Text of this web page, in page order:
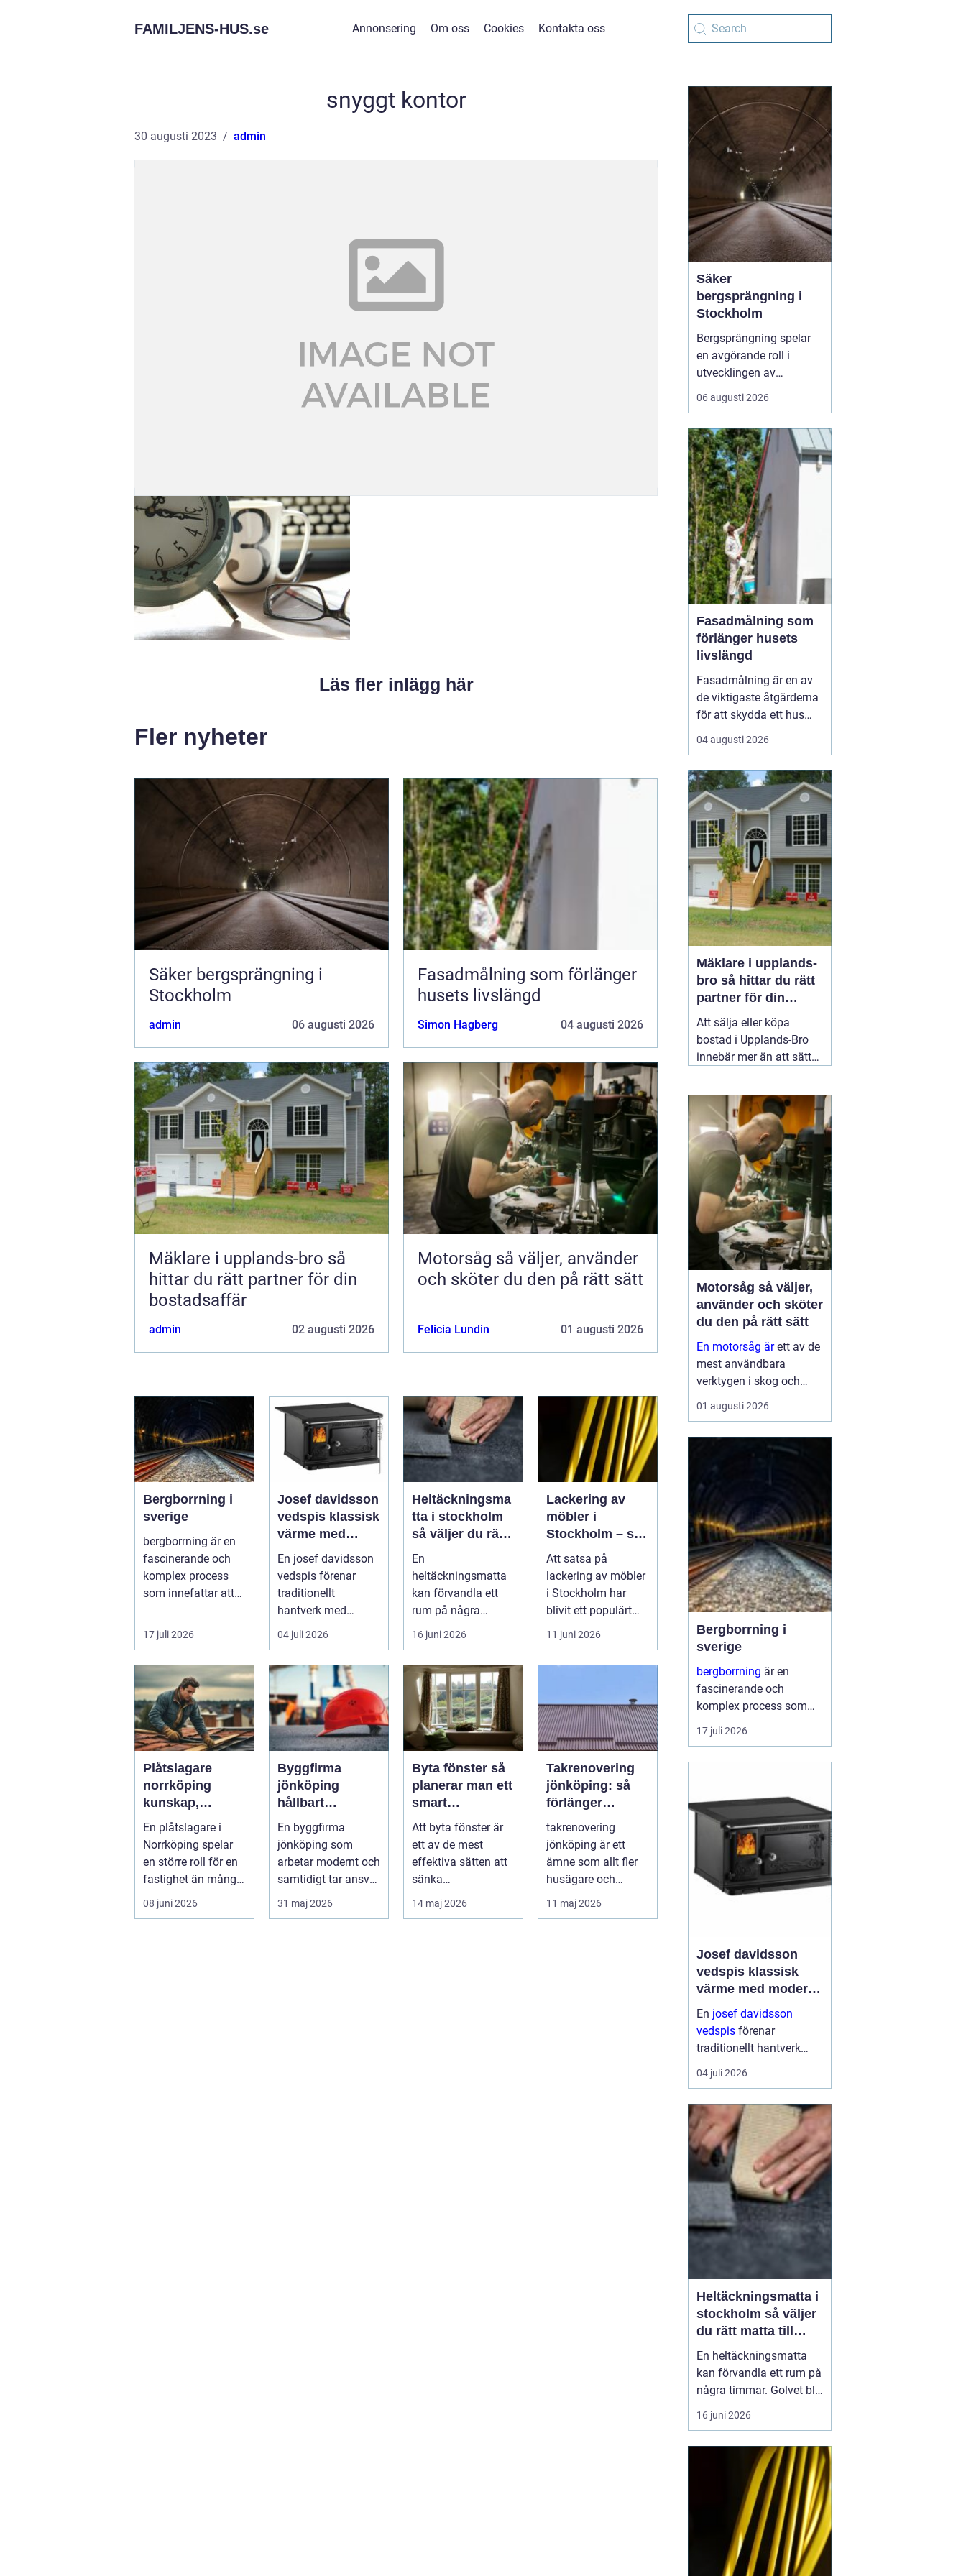
FAMILJENS-HUS.se Annonsering Om oss Cookies Kontakta oss
snyggt kontor
30 augusti 2023 admin
Läs fler inlägg här
Fler nyheter
Säker bergsprängning i
Stockholm
admin 06 augusti 2026
Fasadmålning som förlänger
husets livslängd
Simon Hagberg 04 augusti 2026
Mäklare i upplands-bro så
hittar du rätt partner för din
bostadsaffär
admin 02 augusti 2026
Motorsåg så väljer, använder
och sköter du den på rätt sätt
Felicia Lundin 01 augusti 2026
Bergborrning i
sverige
bergborrning är en
fascinerande och
komplex process
som innefattar att
och minerale...
17 juli 2026
Josef davidsson
vedspis klassisk
värme med
modern funktion
En josef davidsson
vedspis förenar
traditionellt
hantverk med
dagens krav på
effektiv, trygg och
mil...
04 juli 2026
Heltäckningsma
tta i stockholm
så väljer du rätt
matta till hem
och kontor
En
heltäckningsmatta
kan förvandla ett
rum på några
timmar. Golvet blir
mjukare, ljudnivån
sjunker o...
16 juni 2026
Lackering av
möbler i
Stockholm – så
förnyar du
hemmet med
professionell
möbellackering
Att satsa på
lackering av möbler
i Stockholm har
blivit ett populärt
alternativ f&ou...
11 juni 2026
Plåtslagare
norrköping
kunskap,
trygghet och
hållbara
taklösningar
En plåtslagare i
Norrköping spelar
en större roll för en
fastighet än många
tänker på. Rätt
utformad...
08 juni 2026
Byggfirma
jönköping
hållbart
byggande med
fokus på trä
En byggfirma
jönköping som
arbetar modernt och
samtidigt tar ansvar
för både människa
och miljö behö...
31 maj 2026
Byta fönster så
planerar man ett
smart
fönsterbyte
Att byta fönster är
ett av de mest
effektiva sätten att
sänka
energikostnader,
höja komforten och
14 maj 2026
Takrenovering
jönköping: så
förlänger
husägare
livslängden på
sina tak
takrenovering
jönköping är ett
ämne som allt fler
husägare och
fastighetsägare
intresserar sig för
11 maj 2026
Säker
bergsprängning i
Stockholm
Bergsprängning spelar
en avgörande roll i
utvecklingen av
moderna städer och
infrastruktur, särskilt i en
Stockholm. Genom en
kombination av teknisk
skicklighet och precision
skapas utrymme för nya
byggnad...
06 augusti 2026
Fasadmålning som
förlänger husets
livslängd
Fasadmålning är en av
de viktigaste åtgärderna
för att skydda ett hus
mot väder, vind och
slitage över tid. Genom
noggrant, välja rätt
färgsystem och utföra
målningsmo...
04 augusti 2026
Mäklare i upplands-
bro så hittar du rätt
partner för din
bostadsaffär
Att sälja eller köpa
bostad i Upplands-Bro
innebär mer än att sätta
annons. Marknaden rör
sig snabbt, varje område
har sina egna
förutsättningar och små
detaljer kan göra stor
skillnad för slutpriset. En
02 augusti 2026
Motorsåg så väljer,
använder och sköter
du den på rätt sätt
En motorsåg ärett av de
mest användbara
verktygen i skog och
trädgård. Den sparar tid,
gör tunga jobb möjliga
avgörande del av både
yrkesliv och fritid.
Samtidigt kräver
verktyget respekt, kun...
01 augusti 2026
Bergborrning i
sverige
bergborrning är en
fascinerande och
komplex process som
innefattar att borra
genom sten och
av stabila fundament
för...
17 juli 2026
Josef davidsson
vedspis klassisk
värme med modern
funktion
En josef davidsson
vedspis förenar
traditionellt hantverk
med dagens krav på
effektiv, trygg och
uppvärmning. Många
uppskattar känslan av
en levande eld i köket,...
04 juli 2026
Heltäckningsmatta i
stockholm så väljer
du rätt matta till
hem och kontor
En heltäckningsmatta
kan förvandla ett rum på
några timmar. Golvet blir
mjukare, ljudnivån
sjunker och hela miljön
Stockholm syns trenden
tydligt både i hem och
på kontor. Samtidigt har
många kvar en gammal
bild av heltäckningsma...
16 juni 2026